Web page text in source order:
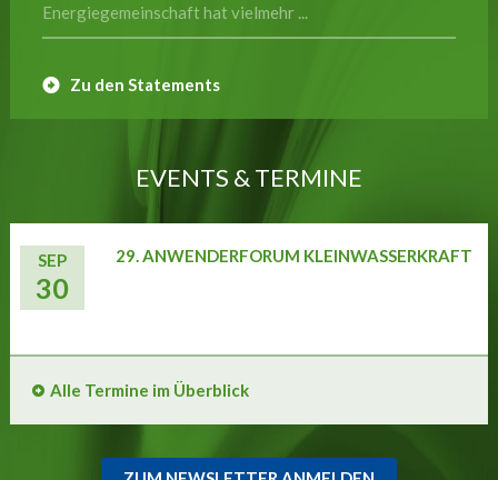
Energiegemeinschaft hat vielmehr ...
Zu den Statements
EVENTS & TERMINE
SEP
30
29. ANWENDERFORUM KLEINWASSERKRAFT
Alle Termine im Überblick